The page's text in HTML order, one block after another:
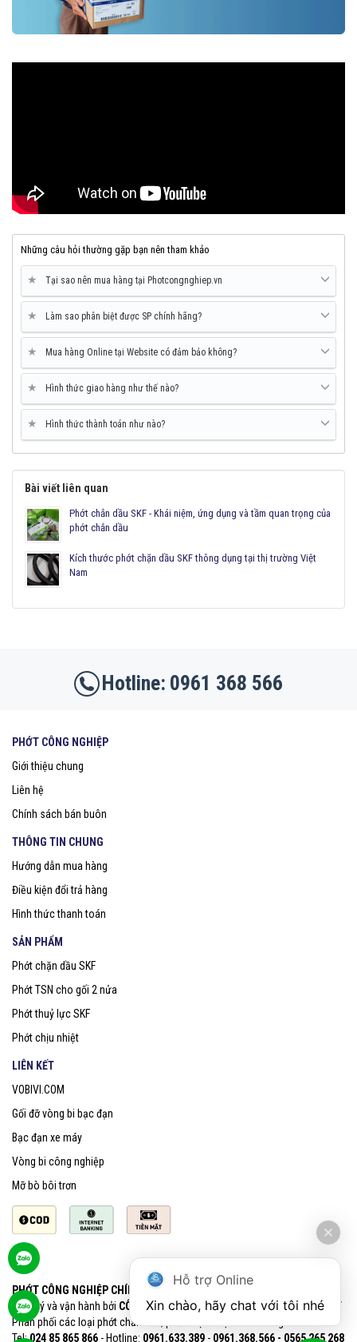
Những câu hỏi thường gặp bạn nên tham khảo
★ Tại sao nên mua hàng tại Photcongnghiep.vn
★ Làm sao phân biệt được SP chính hãng?
★ Mua hàng Online tại Website có đảm bảo không?
★ Hình thức giao hàng như thế nào?
★ Hình thức thành toán như nào?
Bài viết liên quan
Phớt chắn dầu SKF - Khái niệm, ứng dụng và tầm quan trọng của
phớt chắn dầu
Kích thước phớt chặn dầu SKF thông dụng tại thị trường Việt
Nam
0961 368 566
PHỚT CÔNG NGHIỆP
Giới thiệu chung
Liên hệ
Chính sách bán buôn
THÔNG TIN CHUNG
Hướng dẫn mua hàng
Điều kiện đổi trả hàng
Hình thức thanh toán
SẢN PHẨM
Phớt chặn dầu SKF
Phớt TSN cho gối 2 nửa
Phớt thuỷ lực SKF
Phớt chịu nhiệt
LIÊN KẾT
VOBIVI.COM
Gối đỡ vòng bi bạc đạn
Bạc đạn xe máy
Vòng bi công nghiệp
Mỡ bò bôi trơn
PHỚT CÔNG NGHIỆP CHÍNH HÃNG SKF
Quản lý và vận hành bởi CÔNG TY CỔ PHẦN VOBIVI - Đại lý uỷ quyền SKF
Phân phối các loại phớt chắn dầu, phớt chịu nhiệt chính hãng SKF
Tel:024 85 865 866 - Hotline: 0961.633.389​ - 0961.368.566 - 0565 265 268​
Hỗ trợ Online
Xin chào, hãy chat với tôi nhé